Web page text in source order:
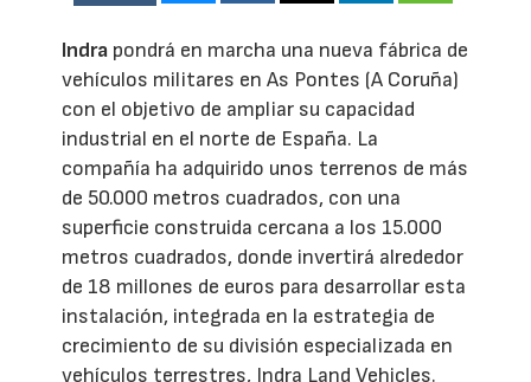
Indra pondrá en marcha una nueva fábrica de
vehículos militares en As Pontes (A Coruña)
con el objetivo de ampliar su capacidad
industrial en el norte de España. La
compañía ha adquirido unos terrenos de más
de 50.000 metros cuadrados, con una
superficie construida cercana a los 15.000
metros cuadrados, donde invertirá alrededor
de 18 millones de euros para desarrollar esta
instalación, integrada en la estrategia de
crecimiento de su división especializada en
vehículos terrestres, Indra Land Vehicles.